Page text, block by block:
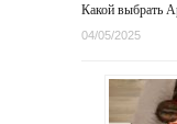
Какой выбрать
04/05/2025